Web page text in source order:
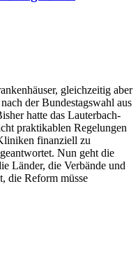
gleichzeitig aber
der Bundestagswahl aus
hatte das Lauterbach-
praktikablen Regelungen
finanziell zu
Nun geht die
Länder, die Verbände und
die Reform müsse